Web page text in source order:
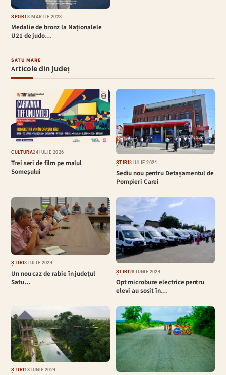
SPORT8 MARTIE 2023
Medalie de bronz la Naționalele
U21 de judo…
SATU MARE
Articole din Județ
CULTURĂ24 IULIE 2026
Trei seri de film pe malul
Someșului
ȘTIRI8 IULIE 2024
Sediu nou pentru Detașamentul de
Pompieri Carei
ȘTIRI3 IULIE 2024
Un nou caz de rabie în județul
Satu…
ȘTIRI28 IUNIE 2024
Opt microbuze electrice pentru
elevi au sosit în…
ȘTIRI18 IUNIE 2024